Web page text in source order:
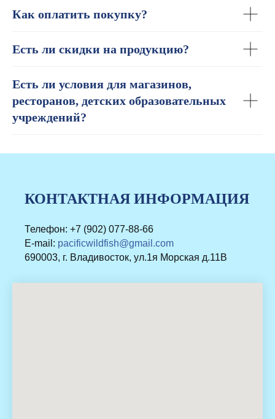
Как оплатить покупку?
Есть ли скидки на продукцию?
Есть ли условия для магазинов,
ресторанов, детских образовательных
учреждений?
КОНТАКТНАЯ ИНФОРМАЦИЯ
Телефон: +7 (902) 077-88-66
E-mail: pacificwildfish@gmail.com
690003, г. Владивосток, ул.1я Морская д.11В